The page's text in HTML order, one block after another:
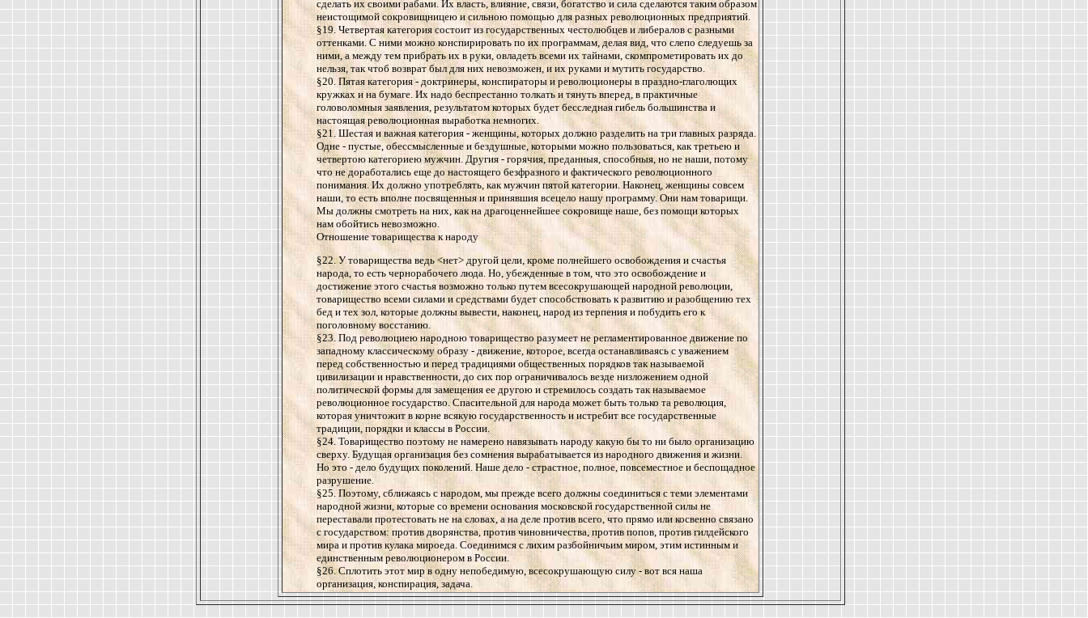
сделать их своими рабами. Их власть, влияние, связи, богатство и сила сделаются таким образом
неистощимой сокровищницею и сильною помощью для разных революционных предприятий.
§19. Четвертая категория состоит из государственных честолюбцев и либералов с разными
оттенками. С ними можно конспирировать по их программам, делая вид, что слепо следуешь за
ними, а между тем прибрать их в руки, овладеть всеми их тайнами, скомпрометировать их до
нельзя, так чтоб возврат был для них невозможен, и их руками и мутить государство.
§20. Пятая категория - доктринеры, конспираторы и революционеры в праздно-глаголющих
кружках и на бумаге. Их надо беспрестанно толкать и тянуть вперед, в практичные
головоломныя заявления, результатом которых будет бесследная гибель большинства и
настоящая революционная выработка немногих.
§21. Шестая и важная категория - женщины, которых должно разделить на три главных разряда.
Одне - пустые, обессмысленные и бездушные, которыми можно пользоваться, как третьею и
четвертою категориею мужчин. Другия - горячия, преданныя, способныя, но не наши, потому
что не доработались еще до настоящего безфразного и фактического революционного
понимания. Их должно употреблять, как мужчин пятой категории. Наконец, женщины совсем
наши, то есть вполне посвященныя и принявшия всецело нашу программу. Они нам товарищи.
Мы должны смотреть на них, как на драгоценнейшее сокровище наше, без помощи которых
нам обойтись невозможно.
Отношение товарищества к народу
§22. У товарищества ведь <нет> другой цели, кроме полнейшего освобождения и счастья
народа, то есть чернорабочего люда. Но, убежденные в том, что это освобождение и
достижение этого счастья возможно только путем всесокрушающей народной революции,
товарищество всеми силами и средствами будет способствовать к развитию и разобщению тех
бед и тех зол, которые должны вывести, наконец, народ из терпения и побудить его к
поголовному восстанию.
§23. Под революциею народною товарищество разумеет не регламентированное движение по
западному классическому образу - движение, которое, всегда останавливаясь с уважением
перед собственностью и перед традициями общественных порядков так называемой
цивилизации и нравственности, до сих пор ограничивалось везде низложением одной
политической формы для замещения ее другою и стремилось создать так называемое
революционное государство. Спасительной для народа может быть только та революция,
которая уничтожит в корне всякую государственность и истребит все государственные
традиции, порядки и классы в России.
§24. Товарищество поэтому не намерено навязывать народу какую бы то ни было организацию
сверху. Будущая организация без сомнения вырабатывается из народного движения и жизни.
Но это - дело будущих поколений. Наше дело - страстное, полное, повсеместное и беспощадное
разрушение.
§25. Поэтому, сближаясь с народом, мы прежде всего должны соединиться с теми элементами
народной жизни, которые со времени основания московской государственной силы не
переставали протестовать не на словах, а на деле против всего, что прямо или косвенно связано
с государством: против дворянства, против чиновничества, против попов, против гилдейского
мира и против кулака мироеда. Соединимся с лихим разбойничьим миром, этим истинным и
единственным революционером в России.
§26. Сплотить этот мир в одну непобедимую, всесокрушающую силу - вот вся наша
организация, конспирация, задача.